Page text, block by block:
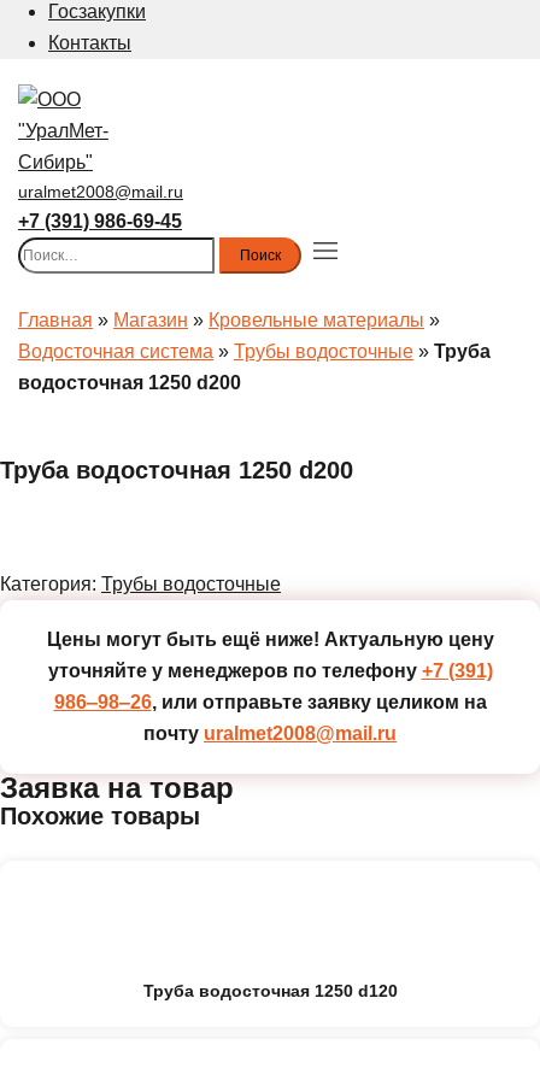
Госзакупки
Контакты
uralmet2008@mail.ru
+7 (391) 986-69-45
Найти:
Главная » Магазин » Кровельные материалы »
Водосточная система » Трубы водосточные » Труба
водосточная 1250 d200
Труба водосточная 1250 d200
Категория: Трубы водосточные
Цены могут быть ещё ниже! Актуальную цену
уточняйте у менеджеров по телефону +7 (391)
986‒98‒26, или отправьте заявку целиком на
почту uralmet2008@mail.ru
Заявка на товар
Похожие товары
Труба водосточная 1250 d120